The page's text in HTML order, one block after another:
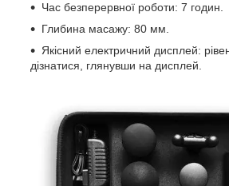
Час безперервної роботи: 7 годин.
Глибина масажу: 80 мм.
Якісний електричний дисплей:
дізнатися, глянувши на дисплей.